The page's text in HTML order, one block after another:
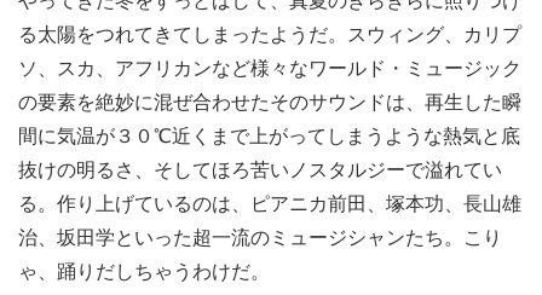
る太陽をつれてきてしまったようだ。スウィング、カリプ
ソ、スカ、アフリカンなど様々なワールド・ミュージック
の要素を絶妙に混ぜ合わせたそのサウンドは、再生した瞬
間に気温が３０℃近くまで上がってしまうような熱気と底
抜けの明るさ、そしてほろ苦いノスタルジーで溢れてい
る。作り上げているのは、ピアニカ前田、塚本功、長山雄
治、坂田学といった超一流のミュージシャンたち。こり
ゃ、踊りだしちゃうわけだ。